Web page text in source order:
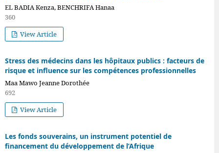
EL BADIA Kenza, BENCHRIFA Hanaa
360
View Article
Stress des médecins dans les hôpitaux publics : facteurs de
risque et influence sur les compétences professionnelles
Maa Mawo Jeanne Dorothée
692
View Article
Les fonds souverains, un instrument potentiel de
financement du développement de l’Afrique